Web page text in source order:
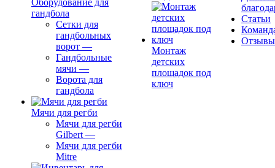
Оборудование для
гандбола
Сетки для
гандбольных
ворот —
Гандбольные
мячи —
Ворота для
гандбола
Мячи для регби
Мячи для регби
Gilbert —
Мячи для регби
Mitre
Монтаж
детских
площадок под
ключ
Статьи
Отзывы